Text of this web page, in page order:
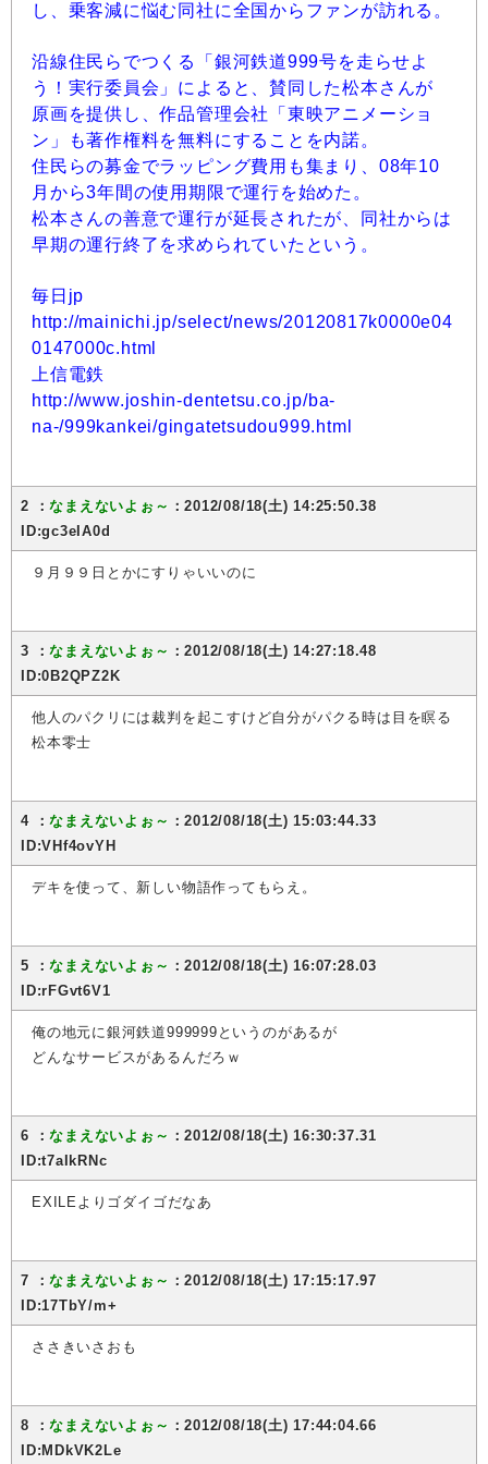
し、乗客減に悩む同社に全国からファンが訪れる。
沿線住民らでつくる「銀河鉄道999号を走らせよ
う！実行委員会」によると、賛同した松本さんが
原画を提供し、作品管理会社「東映アニメーショ
ン」も著作権料を無料にすることを内諾。
住民らの募金でラッピング費用も集まり、08年10
月から3年間の使用期限で運行を始めた。
松本さんの善意で運行が延長されたが、同社からは
早期の運行終了を求められていたという。
毎日jp
http://mainichi.jp/select/news/20120817k0000e04
0147000c.html
上信電鉄
http://www.joshin-dentetsu.co.jp/ba-
na-/999kankei/gingatetsudou999.html
2 ：なまえないよぉ～ ：2012/08/18(土) 14:25:50.38
ID:gc3eIA0d
９月９９日とかにすりゃいいのに
3 ：なまえないよぉ～ ：2012/08/18(土) 14:27:18.48
ID:0B2QPZ2K
他人のパクリには裁判を起こすけど自分がパクる時は目を瞑る
松本零士
4 ：なまえないよぉ～ ：2012/08/18(土) 15:03:44.33
ID:VHf4ovYH
デキを使って、新しい物語作ってもらえ。
5 ：なまえないよぉ～ ：2012/08/18(土) 16:07:28.03
ID:rFGvt6V1
俺の地元に銀河鉄道999999というのがあるが
どんなサービスがあるんだろｗ
6 ：なまえないよぉ～ ：2012/08/18(土) 16:30:37.31
ID:t7aIkRNc
EXILEよりゴダイゴだなあ
7 ：なまえないよぉ～ ：2012/08/18(土) 17:15:17.97
ID:17TbY/m+
ささきいさおも
8 ：なまえないよぉ～ ：2012/08/18(土) 17:44:04.66
ID:MDkVK2Le